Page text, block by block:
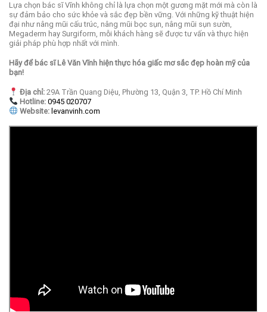
Lựa chọn bác sĩ Vĩnh không chỉ là lựa chọn một gương mặt mới mà còn là
sự đảm bảo cho sức khỏe và sắc đẹp bền vững. Với những kỹ thuật hiện
đại như nâng mũi cấu trúc, nâng mũi bọc sụn, nâng mũi sụn sườn,
Megaderm hay Surgiform, mỗi khách hàng sẽ được tư vấn và thực hiện
giải pháp phù hợp nhất với mình.
Hãy để bác sĩ Lê Văn Vĩnh hiện thực hóa giấc mơ sắc đẹp hoàn mỹ của
bạn!
Địa chỉ:29A Trần Quang Diệu, Phường 13, Quận 3, TP. Hồ Chí Minh
Hotline: 0945 020707
Website: levanvinh.com